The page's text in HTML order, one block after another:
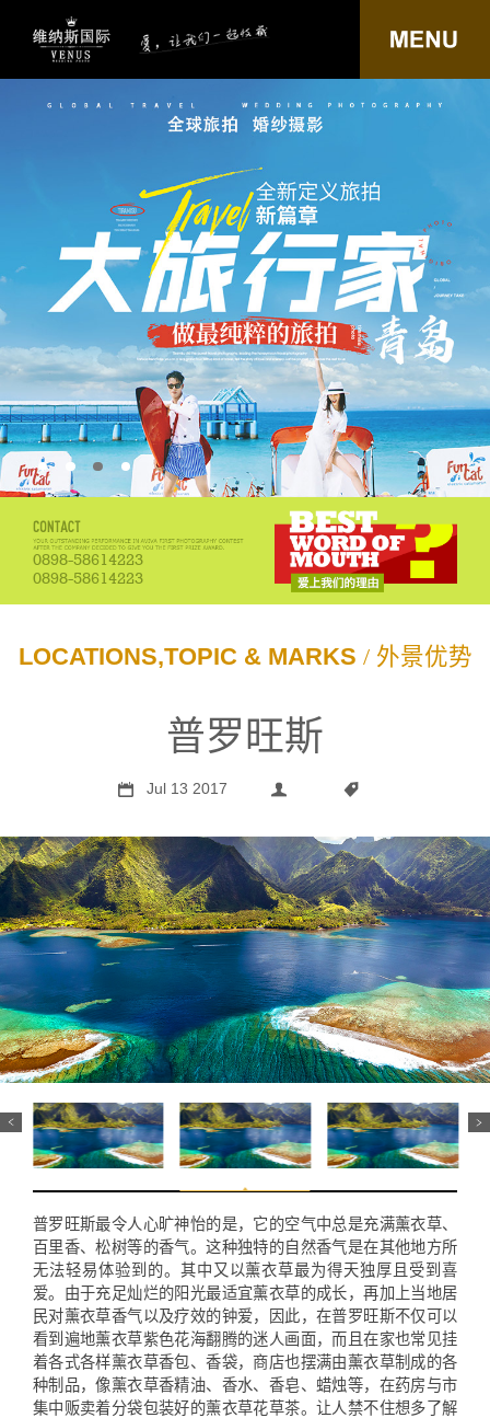
0898-58614223
0898-58614223
LOCATIONS,TOPIC & MARKS / 外景优势
普罗旺斯
Jul 13 2017
普罗旺斯最令人心旷神怡的是，它的空气中总是充满薰衣草、
百里香、松树等的香气。这种独特的自然香气是在其他地方所
无法轻易体验到的。其中又以薰衣草最为得天独厚且受到喜
爱。由于充足灿烂的阳光最适宜薰衣草的成长，再加上当地居
民对薰衣草香气以及疗效的钟爱，因此，在普罗旺斯不仅可以
看到遍地薰衣草紫色花海翻腾的迷人画面，而且在家也常见挂
着各式各样薰衣草香包、香袋，商店也摆满由薰衣草制成的各
种制品，像薰衣草香精油、香水、香皂、蜡烛等，在药房与市
集中贩卖着分袋包装好的薰衣草花草茶。让人禁不住想多了解